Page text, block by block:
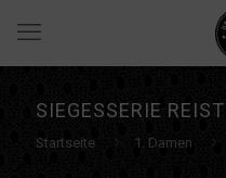
SIEGESSERIE
Startseite 1. Damen